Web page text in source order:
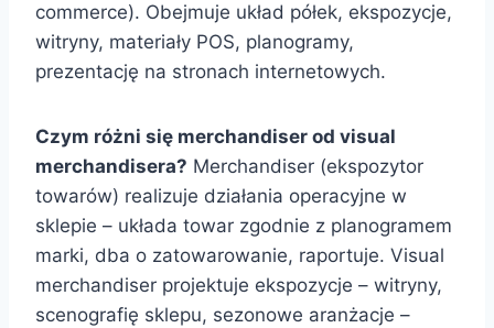
commerce). Obejmuje układ półek, ekspozycje,
witryny, materiały POS, planogramy,
prezentację na stronach internetowych.
Czym różni się merchandiser od visual
merchandisera? Merchandiser (ekspozytor
towarów) realizuje działania operacyjne w
sklepie – układa towar zgodnie z planogramem
marki, dba o zatowarowanie, raportuje. Visual
merchandiser projektuje ekspozycje – witryny,
scenografię sklepu, sezonowe aranżacje –